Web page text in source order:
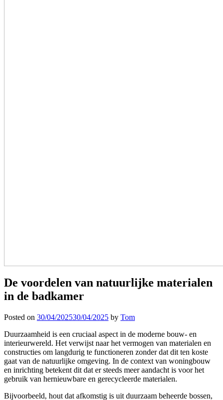
De voordelen van natuurlijke materialen
in de badkamer
Posted on 30/04/202530/04/2025 by Tom
Duurzaamheid is een cruciaal aspect in de moderne bouw- en
interieurwereld. Het verwijst naar het vermogen van materialen en
constructies om langdurig te functioneren zonder dat dit ten koste
gaat van de natuurlijke omgeving. In de context van woningbouw
en inrichting betekent dit dat er steeds meer aandacht is voor het
gebruik van hernieuwbare en gerecycleerde materialen.
Bijvoorbeeld, hout dat afkomstig is uit duurzaam beheerde bossen,